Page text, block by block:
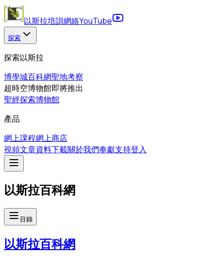
以斯拉培訓網絡YouTube
探索
探索以斯拉
博學城百科網聖地考察
超時空博物館即將推出
聖經探索博物館
產品
網上課程網上商店
視頻文章資料下載關於我們奉獻支持登入
以斯拉百科網
目錄
以斯拉百科網